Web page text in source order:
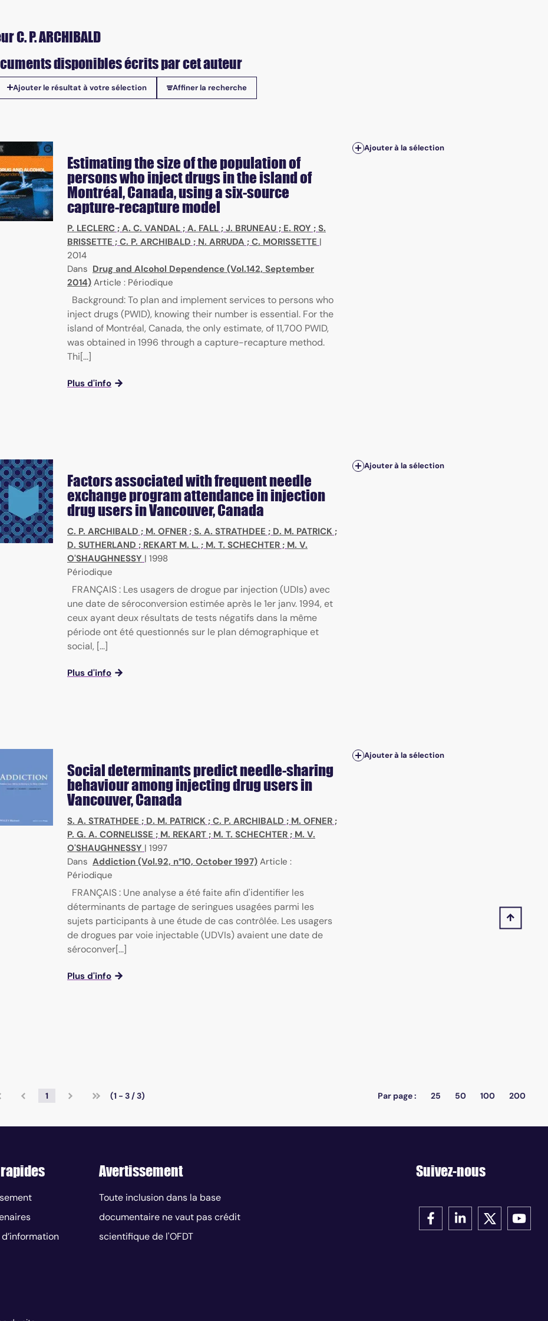
social sciences
C. P. ARCHIBALD
disponibles écrits par cet auteur
disponibles
Ajouter le résultat à votre sélection Affiner la recherche
Estimating the size of the population of
persons who inject drugs in the island of
Montréal, Canada, using a six-source
capture-recapture model
P. LECLERC ; A. C. VANDAL ; A. FALL ; J. BRUNEAU ; E. ROY ; S.
BRISSETTE ; C. P. ARCHIBALD ; N. ARRUDA ; C. MORISSETTE |
2014
Dans Drug and Alcohol Dependence (Vol.142, September
2014) Article : Périodique
Background: To plan and implement services to persons who
inject drugs (PWID), knowing their number is essential. For the
island of Montréal, Canada, the only estimate, of 11,700 PWID,
was obtained in 1996 through a capture-recapture method.
Thi[...]
Plus d'info
Ajouter à la sélection
Factors associated with frequent needle
exchange program attendance in injection
drug users in Vancouver, Canada
C. P. ARCHIBALD ; M. OFNER ; S. A. STRATHDEE ; D. M. PATRICK ;
D. SUTHERLAND ; REKART M. L. ; M. T. SCHECHTER ; M. V.
O'SHAUGHNESSY | 1998
Périodique
FRANÇAIS : Les usagers de drogue par injection (UDIs) avec
une date de séroconversion estimée après le 1er janv. 1994, et
ceux ayant deux résultats de tests négatifs dans la même
période ont été questionnés sur le plan démographique et
social, [...]
Plus d'info
Ajouter à la sélection
Social determinants predict needle-sharing
behaviour among injecting drug users in
Vancouver, Canada
S. A. STRATHDEE ; D. M. PATRICK ; C. P. ARCHIBALD ; M. OFNER ;
P. G. A. CORNELISSE ; M. REKART ; M. T. SCHECHTER ; M. V.
O'SHAUGHNESSY | 1997
Dans Addiction (Vol.92, n°10, October 1997) Article :
Périodique
FRANÇAIS : Une analyse a été faite afin d'identifier les
déterminants de partage de seringues usagées parmi les
sujets participants à une étude de cas contrôlée. Les usagers
de drogues par voie injectable (UDVIs) avaient une date de
séroconver[...]
Plus d'info
Ajouter à la sélection
1 (1 - 3 / 3) Par page : 25 50 100 200
Avertissement
Toute inclusion dans la base
documentaire ne vaut pas crédit
scientifique de l'OFDT
Suivez-nous